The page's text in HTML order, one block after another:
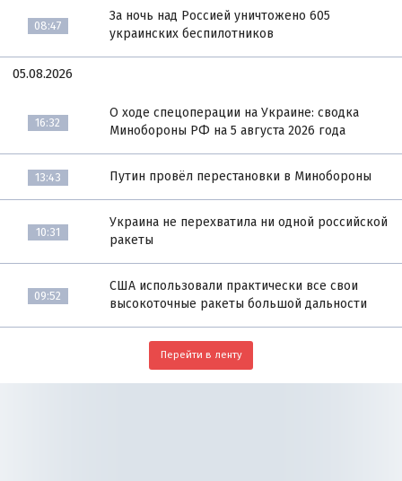
08:47
За ночь над Россией уничтожено 605
украинских беспилотников
05.08.2026
16:32
О ходе спецоперации на Украине: сводка
Минобороны РФ на 5 августа 2026 года
13:43 Путин провёл перестановки в Минобороны
10:31
Украина не перехватила ни одной российской
ракеты
09:52
США использовали практически все свои
высокоточные ракеты большой дальности
Перейти в ленту